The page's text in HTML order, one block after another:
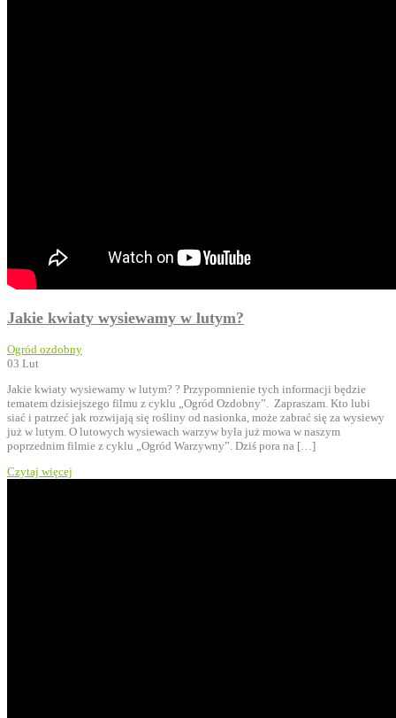
Jakie kwiaty wysiewamy w lutym?
Ogród ozdobny
03 Lut
Jakie kwiaty wysiewamy w lutym? ? Przypomnienie tych informacji będzie
tematem dzisiejszego filmu z cyklu „Ogród Ozdobny”. Zapraszam. Kto lubi
siać i patrzeć jak rozwijają się rośliny od nasionka, może zabrać się za wysiewy
już w lutym. O lutowych wysiewach warzyw była już mowa w naszym
poprzednim filmie z cyklu „Ogród Warzywny”. Dziś pora na […]
Czytaj więcej